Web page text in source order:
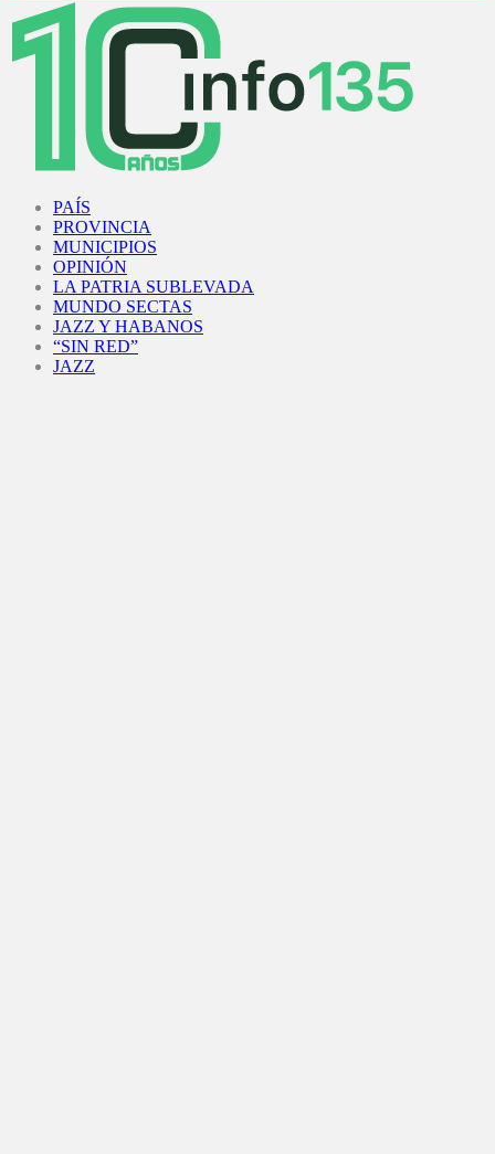
PAÍS
PROVINCIA
MUNICIPIOS
OPINIÓN
LA PATRIA SUBLEVADA
MUNDO SECTAS
JAZZ Y HABANOS
“SIN RED”
JAZZ